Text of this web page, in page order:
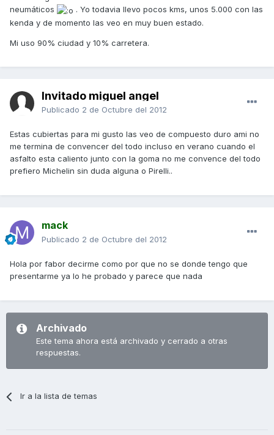
neumáticos
. Yo todavia llevo pocos kms, unos 5.000 con las
kenda y de momento las veo en muy buen estado.
Mi uso 90% ciudad y 10% carretera.
Invitado miguel angel
Publicado 2 de Octubre del 2012
Estas cubiertas para mi gusto las veo de compuesto duro ami no
me termina de convencer del todo incluso en verano cuando el
asfalto esta caliento junto con la goma no me convence del todo
prefiero Michelin sin duda alguna o Pirelli..
mack
Publicado 2 de Octubre del 2012
Hola por fabor decirme como por que no se donde tengo que
presentarme ya lo he probado y parece que nada
Archivado
Este tema ahora está archivado y cerrado a otras
respuestas.
Ir a la lista de temas